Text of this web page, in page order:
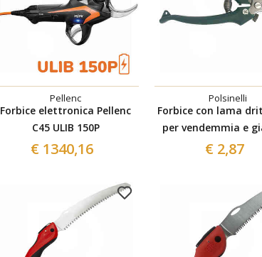
Pellenc
Forbice elettronica Pellenc
C45 ULIB 150P
€ 1340,16
Polsinelli
Forbice con lama
per vendemmia e
€ 2,87